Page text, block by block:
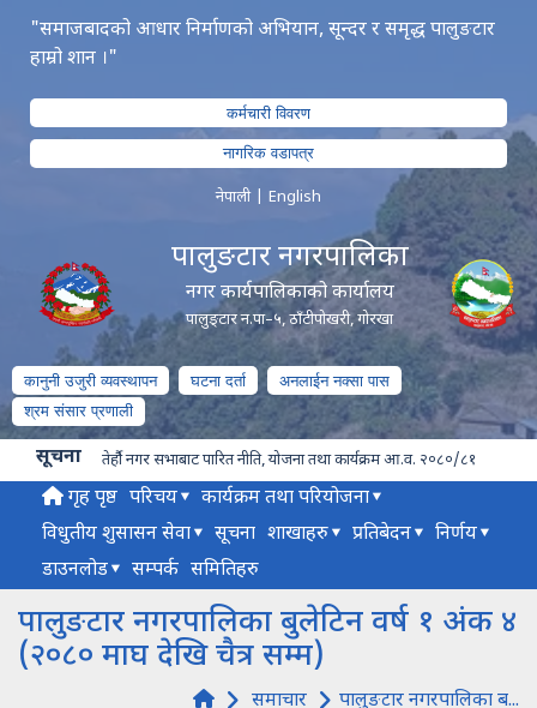
"समाजबादको आधार निर्माणको अभियान, सून्दर र समृद्ध पालुङटार
हाम्रो शान ।"
कर्मचारी विवरण
नागरिक वडापत्र
नेपाली English
पालुङटार नगरपालिका
नगर कार्यपालिकाको कार्यालय
पालुङ्टार न.पा–५, ठाँटीपोखरी, गोरखा
कानुनी उजुरी व्यवस्थापन घटना दर्ता
अनलाईन नक्सा पास
श्रम संसार प्रणाली
सूचना तेर्हौ नगर सभाबाट पारित नीति, योजना तथा कार्यक्रम आ.व. २०८०/८१
गृह पृष्ठ परिचय
कार्यक्रम तथा परियोजना
विधुतीय शुसासन सेवा
सूचना शाखाहरु प्रतिबेदन
निर्णय
डाउनलोड
सम्पर्क समितिहरु
पालुङटार नगरपालिका बुलेटिन वर्ष १ अंक ४
(२०८० माघ देखि चैत्र सम्म)
समाचार पालुङटार नगरपालिका ब...